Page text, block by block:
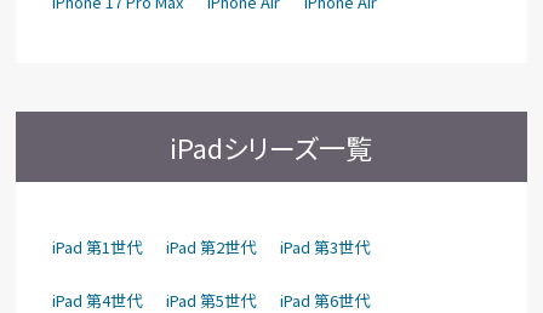
iPadシリーズ一覧
iPad 第1世代 iPad 第2世代 iPad 第3世代
iPad 第4世代 iPad 第5世代 iPad 第6世代